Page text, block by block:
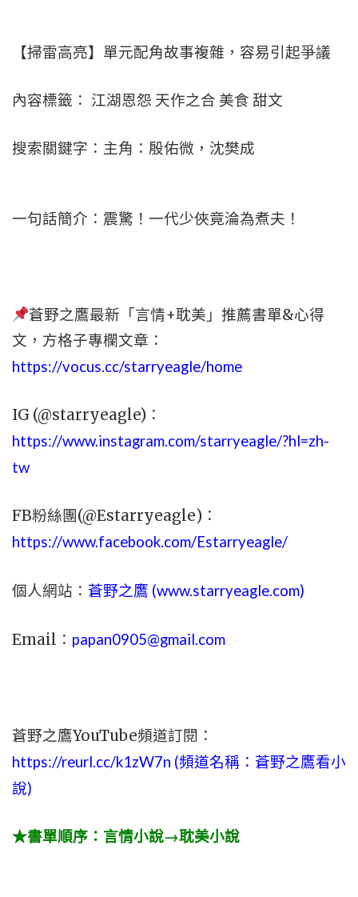
【掃雷高亮】單元配角故事複雜，容易引起爭議
內容標籤： 江湖恩怨 天作之合 美食 甜文
搜索關鍵字：主角：殷佑微，沈樊成
一句話簡介：震驚！一代少俠竟淪為煮夫！
蒼野之鷹最新「言情+耽美」推薦書單&心得
文， 方格子專欄文章：
https://vocus.cc/starryeagle/home
IG (@starryeagle)：
https://www.instagram.com/starryeagle/?hl=zh-
tw
FB粉絲團(@Estarryeagle)：
https://www.facebook.com/Estarryeagle/
個人網站： 蒼野之鷹 (www.starryeagle.com)
Email： papan0905@gmail.com
蒼野之鷹YouTube頻道訂閱：
https://reurl.cc/k1zW7n (頻道名稱：蒼野之鷹看小
說)
★書單順序：言情小說→耽美小說